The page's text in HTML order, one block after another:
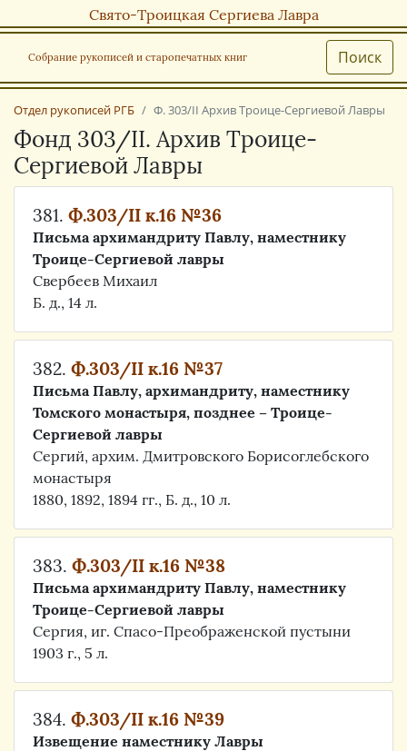
Свято-Троицкая Сергиева Лавра
Собрание рукописей и старопечатных книг Поиск
Отдел рукописей РГБ Ф. 303/II Архив Троице-Сергиевой Лавры
Фонд 303/II. Архив Троице-
Сергиевой Лавры
381. Ф.303/II к.16 №36
Письма архимандриту Павлу, наместнику
Троице-Сергиевой лавры
Свербеев Михаил
Б. д., 14 л.
382. Ф.303/II к.16 №37
Письма Павлу, архимандриту, наместнику
Томского монастыря, позднее – Троице-
Сергиевой лавры
Сергий, архим. Дмитровского Борисоглебского
монастыря
1880, 1892, 1894 гг., Б. д., 10 л.
383. Ф.303/II к.16 №38
Письма архимандриту Павлу, наместнику
Троице-Сергиевой лавры
Сергия, иг. Спасо-Преображенской пустыни
1903 г., 5 л.
384. Ф.303/II к.16 №39
Извещение наместнику Лавры